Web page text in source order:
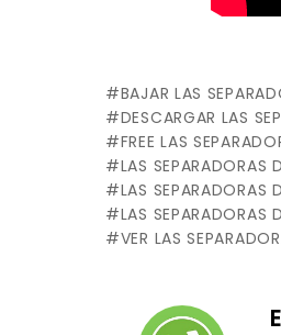
BAJAR LAS
DESCARGAR LAS
FREE LAS
LAS SEPARADORAS
LAS SEPARADORAS
LAS SEPARADORAS
VER LAS